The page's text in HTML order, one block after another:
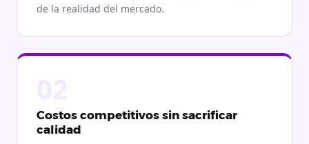
de la realidad del mercado.
Costos competitivos sin sacrificar
calidad